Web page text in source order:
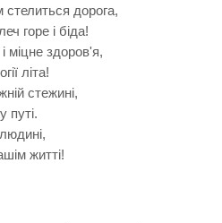
дорога,
горе і біда!
міцне здоров'я,
літа!
стежині,
путі.
житті!